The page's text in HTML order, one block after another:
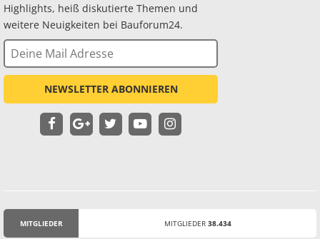
Highlights, heiß diskutierte Themen und
weitere Neuigkeiten bei Bauforum24.
NEWSLETTER ABONNIEREN
MITGLIEDER MITGLIEDER 38.434